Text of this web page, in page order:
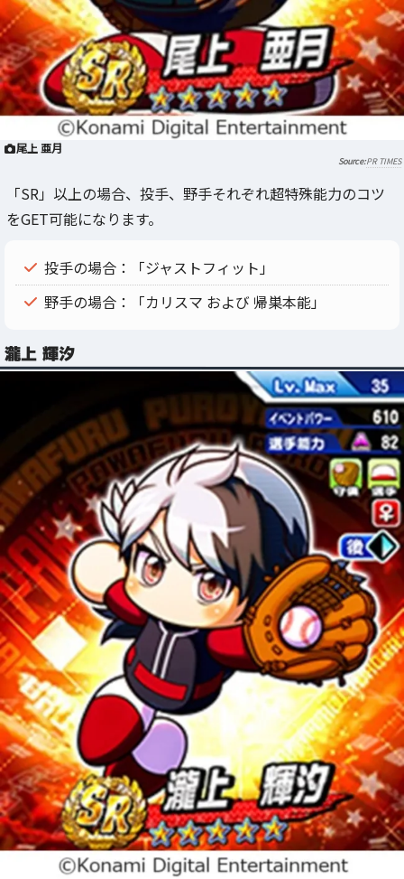
尾上 亜月
PR TIMES
「SR」以上の場合、投手、野手それぞれ超特殊能力のコツ
をGET可能になります。
投手の場合：「ジャストフィット」
野手の場合：「カリスマ および 帰巣本能」
瀧上 輝汐